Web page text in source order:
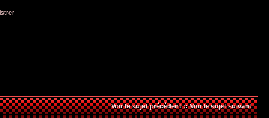
Voir le sujet précédent::Voir le sujet suivant